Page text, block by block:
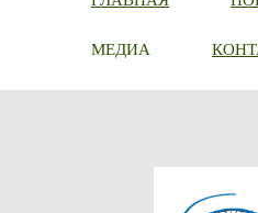
МЕДИА